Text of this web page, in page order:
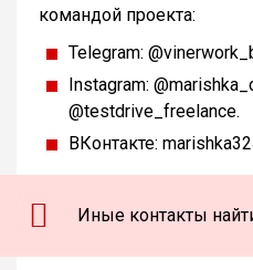
командой проекта:
Telegram:
Instagram:
@testdrive_freelance.
ВКонтакте:
Иные контакты